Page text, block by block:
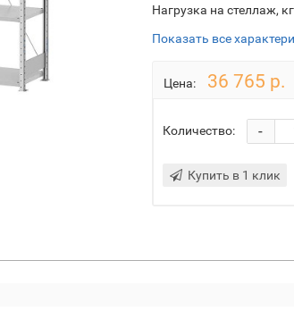
Нагрузка на стеллаж,
Показать все
Цена: 36 765 р.
Количество: -
Купить в 1 клик